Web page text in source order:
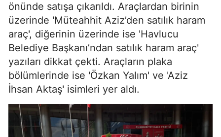
önünde satışa çıkarıldı. Araçlardan birinin
üzerinde 'Müteahhit Aziz’den satılık haram
araç', diğerinin üzerinde ise 'Havlucu
Belediye Başkanı’ndan satılık haram araç'
yazıları dikkat çekti. Araçların plaka
bölümlerinde ise 'Özkan Yalım' ve 'Aziz
İhsan Aktaş' isimleri yer aldı.